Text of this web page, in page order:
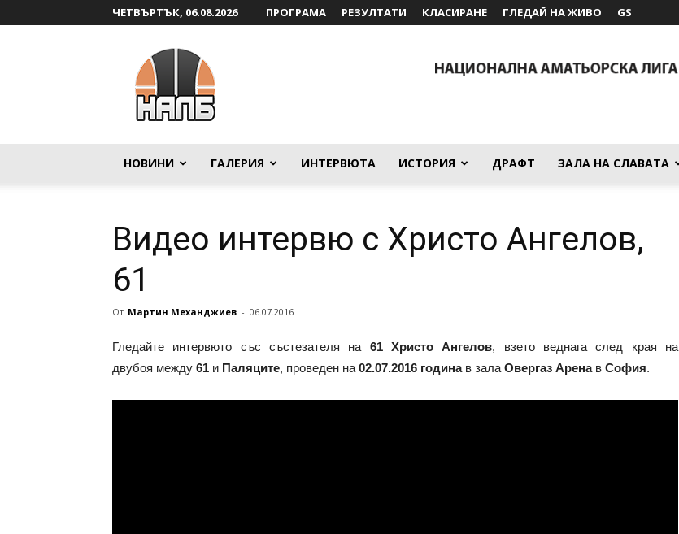
ЧЕТВЪРТЪК, 06.08.2026 ПРОГРАМА РЕЗУЛТАТИ КЛАСИРАНЕ ГЛЕДАЙ НА ЖИВО GS
НОВИНИ ГАЛЕРИЯ ИНТЕРВЮТА ИСТОРИЯ ДРАФТ ЗАЛА НА СЛАВАТА
Видео интервю с Христо Ангелов,
61
От Мартин Механджиев - 06.07.2016
Гледайте интервюто със състезателя на 61 Христо Ангелов, взето веднага след края на
двубоя между 61 и Паляците, проведен на 02.07.2016 годинав зала Овергаз Аренав София.